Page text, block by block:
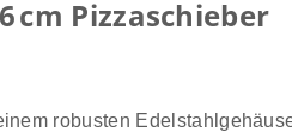
cm Pizzaschieber
robusten